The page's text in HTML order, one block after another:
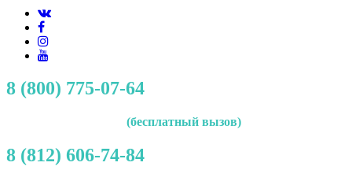
8 (800) 775-07-64
(бесплатный вызов)
8 (812) 606-74-84